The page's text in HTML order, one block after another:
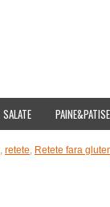
SALATE
, retete, Retete fara